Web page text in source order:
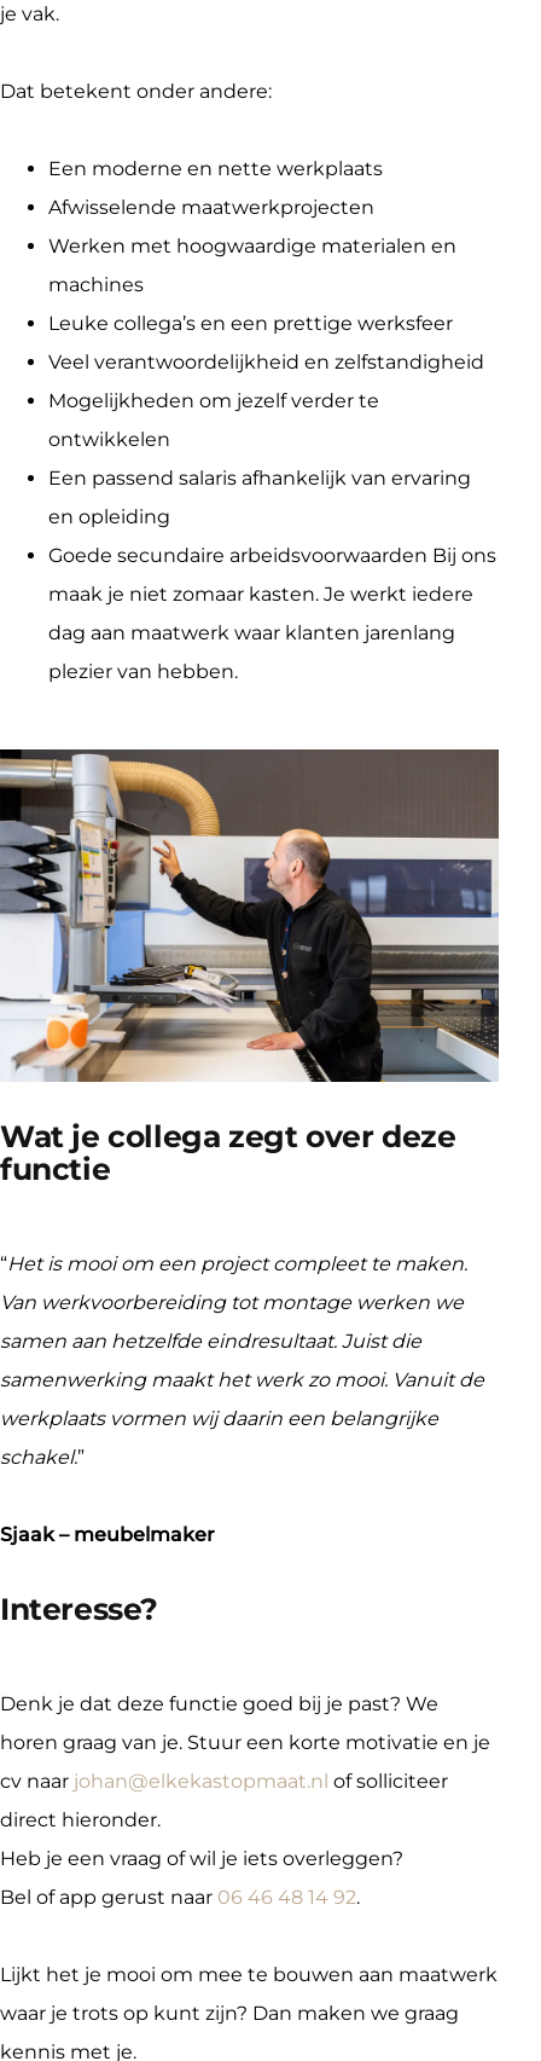
je vak.
Dat betekent onder andere:
Een moderne en nette werkplaats
Afwisselende maatwerkprojecten
Werken met hoogwaardige materialen en
machines
Leuke collega’s en een prettige werksfeer
Veel verantwoordelijkheid en zelfstandigheid
Mogelijkheden om jezelf verder te
ontwikkelen
Een passend salaris afhankelijk van ervaring
en opleiding
Goede secundaire arbeidsvoorwaarden Bij ons
maak je niet zomaar kasten. Je werkt iedere
dag aan maatwerk waar klanten jarenlang
plezier van hebben.
Wat je collega zegt over deze
functie
“Het is mooi om een project compleet te maken.
Van werkvoorbereiding tot montage werken we
samen aan hetzelfde eindresultaat. Juist die
samenwerking maakt het werk zo mooi. Vanuit de
werkplaats vormen wij daarin een belangrijke
schakel.”
Sjaak – meubelmaker
Interesse?
Denk je dat deze functie goed bij je past? We
horen graag van je. Stuur een korte motivatie en je
cv naar johan@elkekastopmaat.nl of solliciteer
direct hieronder.
Heb je een vraag of wil je iets overleggen?
Bel of app gerust naar 06 46 48 14 92.
Lijkt het je mooi om mee te bouwen aan maatwerk
waar je trots op kunt zijn? Dan maken we graag
kennis met je.